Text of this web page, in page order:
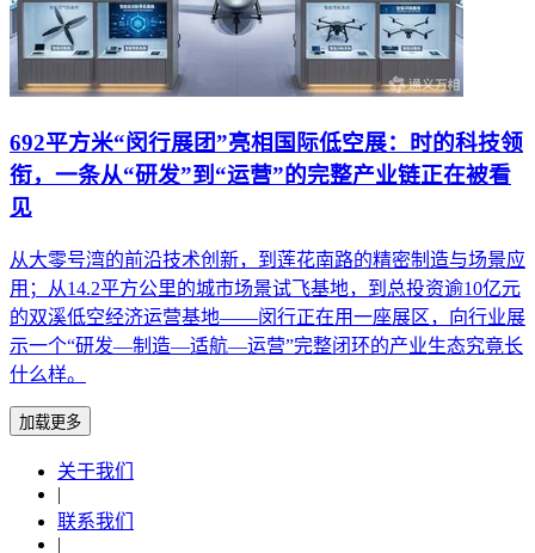
692平方米“闵行展团”亮相国际低空展：时的科技领
衔，一条从“研发”到“运营”的完整产业链正在被看
见
从大零号湾的前沿技术创新，到莲花南路的精密制造与场景应
用；从14.2平方公里的城市场景试飞基地，到总投资逾10亿元
的双溪低空经济运营基地——闵行正在用一座展区，向行业展
示一个“研发—制造—适航—运营”完整闭环的产业生态究竟长
什么样。
加载更多
关于我们
|
联系我们
|